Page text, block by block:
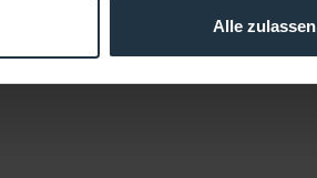
Alle zulassen